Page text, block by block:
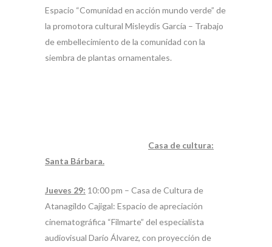
Espacio “Comunidad en acción mundo verde” de
la promotora cultural Misleydis García – Trabajo
de embellecimiento de la comunidad con la
siembra de plantas ornamentales.
Casa de cultura:
Santa Bárbara.
Jueves 29: 10:00 pm – Casa de Cultura de
Atanagildo Cajigal: Espacio de apreciación
cinematográfica “Filmarte” del especialista
audiovisual Darío Álvarez, con proyección de